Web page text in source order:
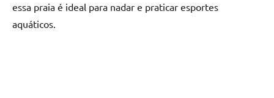
essa praia é ideal para nadar e praticar esportes
aquáticos.